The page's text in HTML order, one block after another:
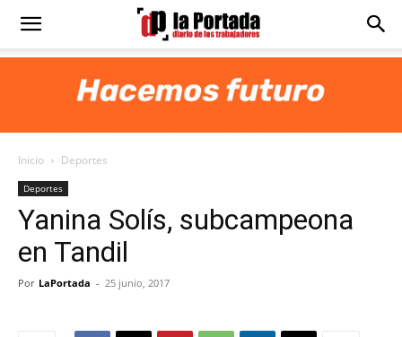
Diario
Portada
Inicio Deportes
Deportes
Yanina Solís, subcampeona
en Tandil
Por LaPortada - 25 junio, 2017